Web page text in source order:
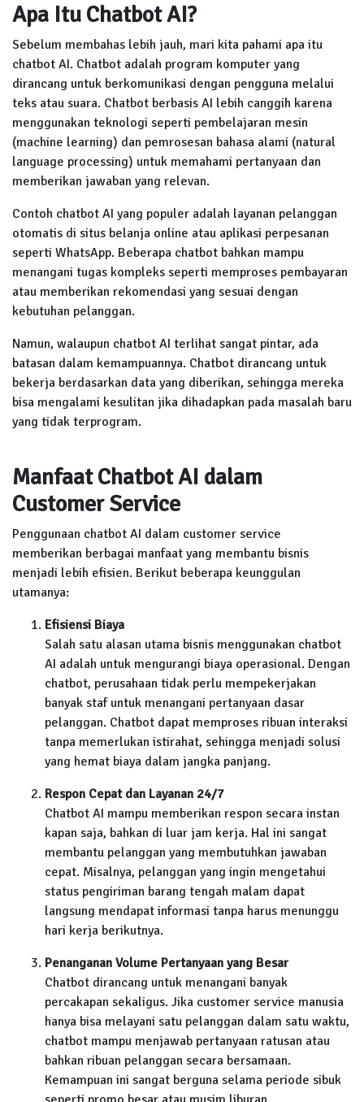
Apa Itu Chatbot AI?
Sebelum membahas lebih jauh, mari kita pahami apa itu
chatbot AI. Chatbot adalah program komputer yang
dirancang untuk berkomunikasi dengan pengguna melalui
teks atau suara. Chatbot berbasis AI lebih canggih karena
menggunakan teknologi seperti pembelajaran mesin
(machine learning) dan pemrosesan bahasa alami (natural
language processing) untuk memahami pertanyaan dan
memberikan jawaban yang relevan.
Contoh chatbot AI yang populer adalah layanan pelanggan
otomatis di situs belanja online atau aplikasi perpesanan
seperti WhatsApp. Beberapa chatbot bahkan mampu
menangani tugas kompleks seperti memproses pembayaran
atau memberikan rekomendasi yang sesuai dengan
kebutuhan pelanggan.
Namun, walaupun chatbot AI terlihat sangat pintar, ada
batasan dalam kemampuannya. Chatbot dirancang untuk
bekerja berdasarkan data yang diberikan, sehingga mereka
bisa mengalami kesulitan jika dihadapkan pada masalah baru
yang tidak terprogram.
Manfaat Chatbot AI dalam
Customer Service
Penggunaan chatbot AI dalam customer service
memberikan berbagai manfaat yang membantu bisnis
menjadi lebih efisien. Berikut beberapa keunggulan
utamanya:
Efisiensi Biaya
Salah satu alasan utama bisnis menggunakan chatbot
AI adalah untuk mengurangi biaya operasional. Dengan
chatbot, perusahaan tidak perlu mempekerjakan
banyak staf untuk menangani pertanyaan dasar
pelanggan. Chatbot dapat memproses ribuan interaksi
tanpa memerlukan istirahat, sehingga menjadi solusi
yang hemat biaya dalam jangka panjang.
Respon Cepat dan Layanan 24/7
Chatbot AI mampu memberikan respon secara instan
kapan saja, bahkan di luar jam kerja. Hal ini sangat
membantu pelanggan yang membutuhkan jawaban
cepat. Misalnya, pelanggan yang ingin mengetahui
status pengiriman barang tengah malam dapat
langsung mendapat informasi tanpa harus menunggu
hari kerja berikutnya.
Penanganan Volume Pertanyaan yang Besar
Chatbot dirancang untuk menangani banyak
percakapan sekaligus. Jika customer service manusia
hanya bisa melayani satu pelanggan dalam satu waktu,
chatbot mampu menjawab pertanyaan ratusan atau
bahkan ribuan pelanggan secara bersamaan.
Kemampuan ini sangat berguna selama periode sibuk